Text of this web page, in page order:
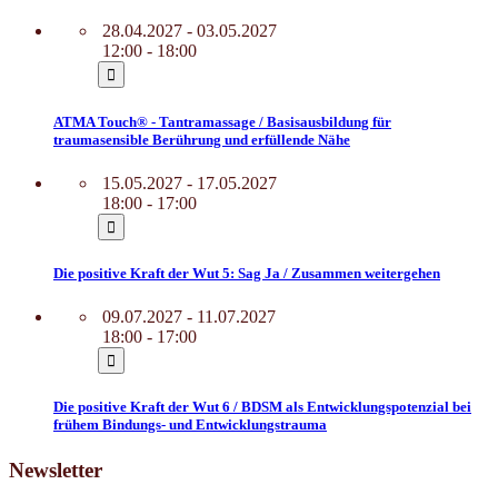
28.04.2027 - 03.05.2027
12:00 - 18:00
ATMA Touch® - Tantramassage / Basisausbildung für
traumasensible Berührung und erfüllende Nähe
15.05.2027 - 17.05.2027
18:00 - 17:00
Die positive Kraft der Wut 5: Sag Ja / Zusammen weitergehen
09.07.2027 - 11.07.2027
18:00 - 17:00
Die positive Kraft der Wut 6 / BDSM als Entwicklungspotenzial bei
frühem Bindungs- und Entwicklungstrauma
Newsletter